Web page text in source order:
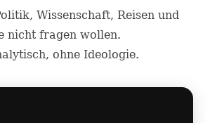
Wissenschaft, Reisen und
nicht fragen wollen.
ohne Ideologie.